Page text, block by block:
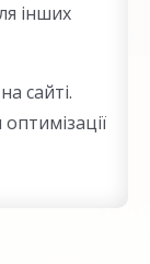
інших
сайті.